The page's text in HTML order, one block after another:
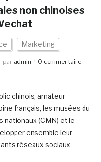
non chinoises
Marketing
par admin 0 commentaire
chinois, amateur
français, les musées du
nationaux (CMN) et le
ensemble leur
réseaux sociaux